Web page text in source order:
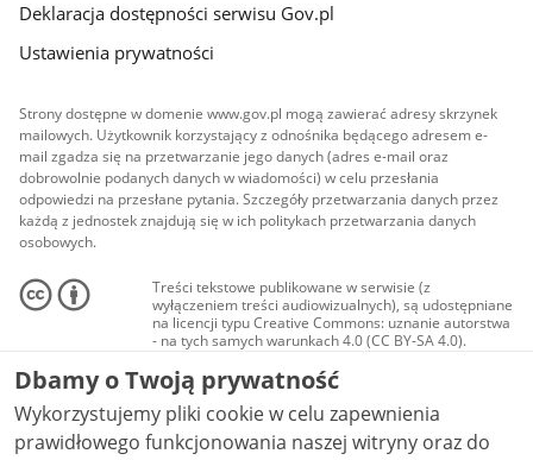
Deklaracja dostępności serwisu Gov.pl
Ustawienia prywatności
Strony dostępne w domenie www.gov.pl mogą zawierać adresy skrzynek
mailowych. Użytkownik korzystający z odnośnika będącego adresem e-
mail zgadza się na przetwarzanie jego danych (adres e-mail oraz
dobrowolnie podanych danych w wiadomości) w celu przesłania
odpowiedzi na przesłane pytania. Szczegóły przetwarzania danych przez
każdą z jednostek znajdują się w ich politykach przetwarzania danych
osobowych.
Treści tekstowe publikowane w serwisie (z
wyłączeniem treści audiowizualnych), są udostępniane
na licencji typu Creative Commons: uznanie autorstwa
- na tych samych warunkach 4.0 (CC BY-SA 4.0).
Materiały audiowizualne, w tym zdjęcia, materiały
audio i wideo, są udostępniane na licencji typu
Creative Commons: uznanie autorstwa użycie
niekomercyjne - bez utworów zależnych 4.0 (CC BY-
NC-ND 4.0), o ile nie jest to stwierdzone inaczej.
Dbamy o Twoją prywatność
Wykorzystujemy pliki cookie w celu zapewnienia
prawidłowego funkcjonowania naszej witryny oraz do